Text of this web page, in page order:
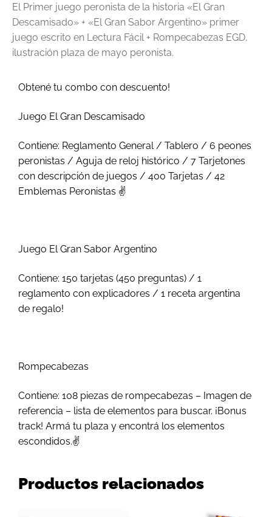
El Primer juego peronista de la historia «El Gran
Descamisado» + «El Gran Sabor Argentino» primer
juego escrito en Lectura Fácil + Rompecabezas EGD,
ilustración plaza de mayo peronista.
Obtené tu combo con descuento!
Juego El Gran Descamisado
Contiene: Reglamento General / Tablero / 6 peones
peronistas / Aguja de reloj histórico / 7 Tarjetones
con descripción de juegos / 400 Tarjetas / 42
Emblemas Peronistas ✌️
Juego El Gran Sabor Argentino
Contiene: 150 tarjetas (450 preguntas) / 1
reglamento con explicadores / 1 receta argentina
de regalo!
Rompecabezas
Contiene: 108 piezas de rompecabezas – Imagen de
referencia – lista de elementos para buscar. ¡Bonus
track! Armá tu plaza y encontrá los elementos
escondidos.✌️
Productos relacionados